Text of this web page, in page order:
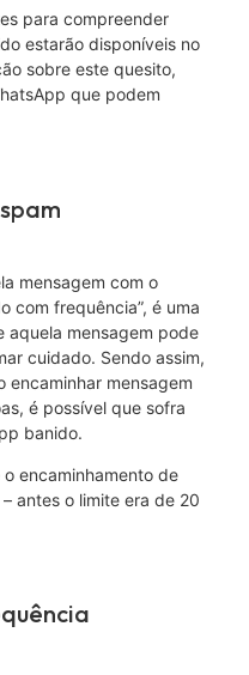
para compreender
estarão disponíveis no
sobre este quesito,
que podem
mensagem com o
com frequência”, é uma
aquela mensagem pode
cuidado. Sendo assim,
encaminhar mensagem
é possível que sofra
banido.
encaminhamento de
antes o limite era de 20